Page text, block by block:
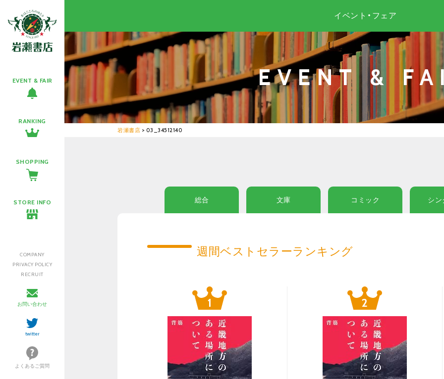
EVENT & FAIR
RANKING
SHOPPING
STORE INFO
COMPANY
PRIVACY POLICY
RECRUIT
お問い合わせ
twitter
よくあるご質問
イベント・フェア
EVENT &
岩瀬書店 > 03_34512140
総合 文庫 コミック シン
週間ベストセラーランキング